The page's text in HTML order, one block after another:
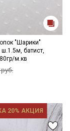
"Шарики"
батист,
м.кв
20% АКЦИЯ